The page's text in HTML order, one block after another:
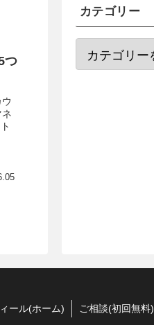
つ
カテゴリー
ール(ホーム) ご相談(初回無料)